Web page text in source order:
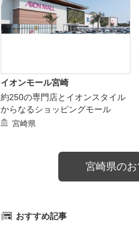
イオンモール宮崎
約250の専門店とイオンスタイル
からなるショッピングモール
宮崎県
宮崎県の
おすすめ記事